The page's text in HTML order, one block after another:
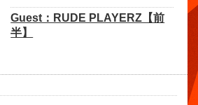
Guest：RUDE PLAYERZ【前
半】